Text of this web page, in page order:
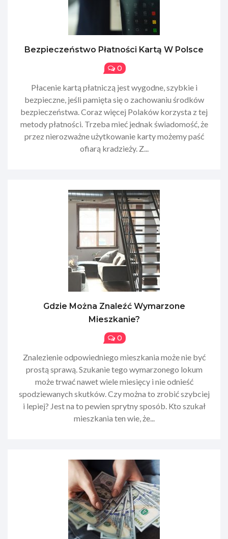
Bezpieczeństwo Płatności Kartą W Polsce
0
Płacenie kartą płatniczą jest wygodne, szybkie i
bezpieczne, jeśli pamięta się o zachowaniu środków
bezpieczeństwa. Coraz więcej Polaków korzysta z tej
metody płatności. Trzeba mieć jednak świadomość, że
przez nierozważne użytkowanie karty możemy paść
ofiarą kradzieży. Z...
Gdzie Można Znaleźć Wymarzone
Mieszkanie?
0
Znalezienie odpowiedniego mieszkania może nie być
prostą sprawą. Szukanie tego wymarzonego lokum
może trwać nawet wiele miesięcy i nie odnieść
spodziewanych skutków. Czy można to zrobić szybciej
i lepiej? Jest na to pewien sprytny sposób. Kto szukał
mieszkania ten wie, że...